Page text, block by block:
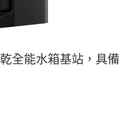
全能水箱基站，具備